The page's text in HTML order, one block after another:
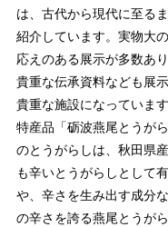
は、古代から現代に至る
紹介しています。実物大
応えのある展示が多数あ
貴重な伝承資料なども展
貴重な施設になっていま
特産品「砺波燕尾とうが
のとうがらしは、秋田県
も辛いとうがらしとして
や、辛さを生み出す成分
の辛さを誇る燕尾とうが